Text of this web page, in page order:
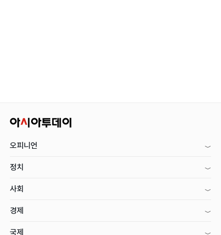
오피니언
정치
사회
경제
국제